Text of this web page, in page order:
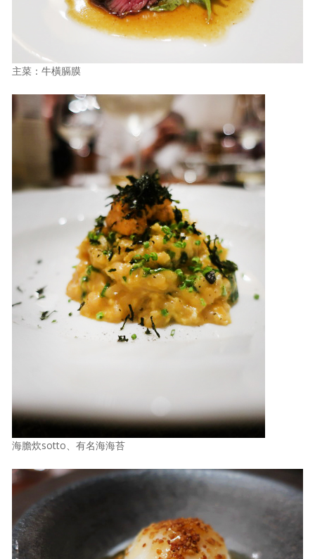
主菜：牛橫膈膜
海膽炊sotto、有名海海苔